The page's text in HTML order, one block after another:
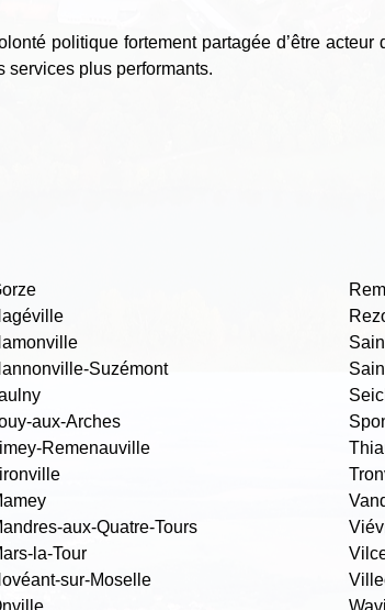
politique fortement partagée d’être
services plus performants.
Suzémont
aux-Arches
Remenauville
aux-Quatre-Tours
la-Tour
sur-Moselle